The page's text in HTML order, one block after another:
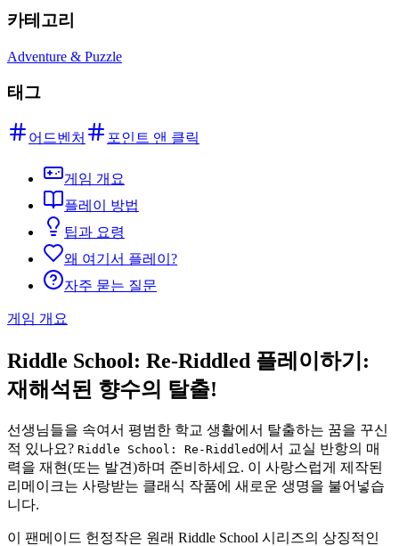
카테고리
Adventure & Puzzle
태그
어드벤처 포인트 앤 클릭
게임 개요
플레이 방법
팁과 요령
왜 여기서 플레이?
자주 묻는 질문
게임 개요
Riddle School: Re-Riddled 플레이하기:
재해석된 향수의 탈출!
선생님들을 속여서 평범한 학교 생활에서 탈출하는 꿈을 꾸신
적 있나요? Riddle School: Re-Riddled 에서 교실 반항의 매
력을 재현(또는 발견)하며 준비하세요. 이 사랑스럽게 제작된
리메이크는 사랑받는 클래식 작품에 새로운 생명을 불어넣습
니다.
이 팬메이드 헌정작은 원래 Riddle School 시리즈의 상징적인